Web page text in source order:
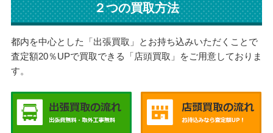
２つの買取方法
都内を中心とした「出張買取」とお持ち込みいただくことで
査定額20％UPで買取できる「店頭買取」をご用意しておりま
す。